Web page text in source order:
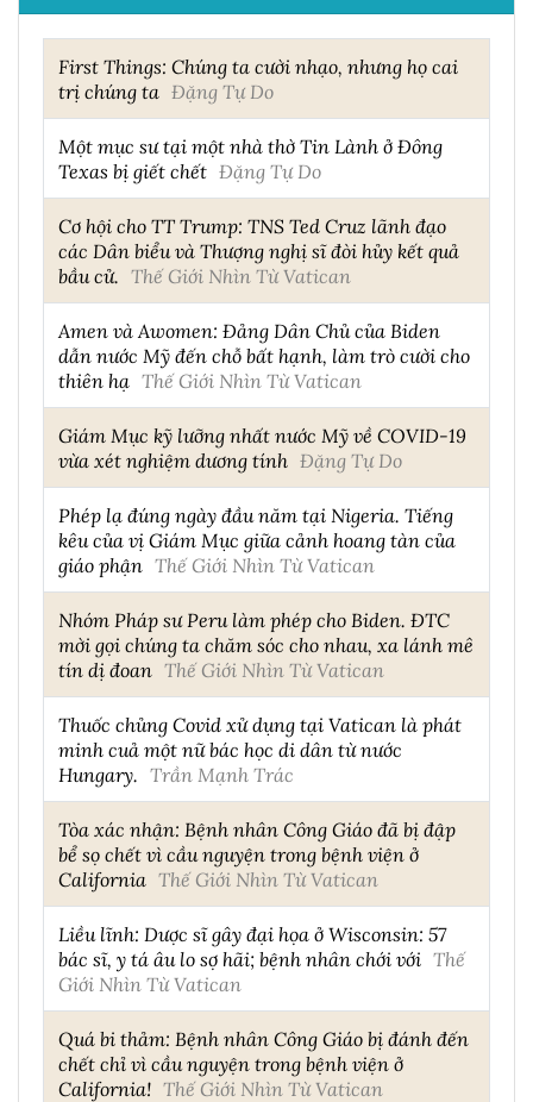
First Things: Chúng ta cười nhạo, nhưng họ cai
trị chúng ta Đặng Tự Do
Một mục sư tại một nhà thờ Tin Lành ở Đông
Texas bị giết chết Đặng Tự Do
Cơ hội cho TT Trump: TNS Ted Cruz lãnh đạo
các Dân biểu và Thượng nghị sĩ đòi hủy kết quả
bầu cử. Thế Giới Nhìn Từ Vatican
Amen và Awomen: Đảng Dân Chủ của Biden
dẫn nước Mỹ đến chỗ bất hạnh, làm trò cười cho
thiên hạ Thế Giới Nhìn Từ Vatican
Giám Mục kỹ lưỡng nhất nước Mỹ về COVID-19
vừa xét nghiệm dương tính Đặng Tự Do
Phép lạ đúng ngày đầu năm tại Nigeria. Tiếng
kêu của vị Giám Mục giữa cảnh hoang tàn của
giáo phận Thế Giới Nhìn Từ Vatican
Nhóm Pháp sư Peru làm phép cho Biden. ĐTC
mời gọi chúng ta chăm sóc cho nhau, xa lánh mê
tín dị đoan Thế Giới Nhìn Từ Vatican
Thuốc chủng Covid xử dụng tại Vatican là phát
minh cuả một nữ bác học di dân từ nước
Hungary. Trần Mạnh Trác
Tòa xác nhận: Bệnh nhân Công Giáo đã bị đập
bể sọ chết vì cầu nguyện trong bệnh viện ở
California Thế Giới Nhìn Từ Vatican
Liều lĩnh: Dược sĩ gây đại họa ở Wisconsin: 57
bác sĩ, y tá âu lo sợ hãi; bệnh nhân chới với Thế
Giới Nhìn Từ Vatican
Quá bi thảm: Bệnh nhân Công Giáo bị đánh đến
chết chỉ vì cầu nguyện trong bệnh viện ở
California! Thế Giới Nhìn Từ Vatican